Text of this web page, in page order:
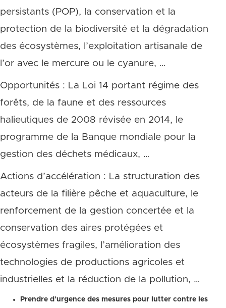
persistants (POP), la conservation et la
protection de la biodiversité et la dégradation
des écosystèmes, l’exploitation artisanale de
l’or avec le mercure ou le cyanure, …
Opportunités : La Loi 14 portant régime des
forêts, de la faune et des ressources
halieutiques de 2008 révisée en 2014, le
programme de la Banque mondiale pour la
gestion des déchets médicaux, …
Actions d’accélération : La structuration des
acteurs de la filière pêche et aquaculture, le
renforcement de la gestion concertée et la
conservation des aires protégées et
écosystèmes fragiles, l’amélioration des
technologies de productions agricoles et
industrielles et la réduction de la pollution, …
Prendre d’urgence des mesures pour lutter contre les